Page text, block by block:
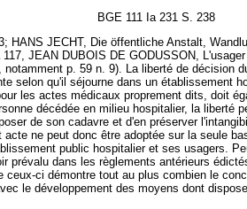
BGE 111 Ia 231 S. 238
HANS JECHT, Die öffentliche Anstalt,
117, JEAN DUBOIS DE GODUSSON,
notamment p. 59 n. 9). La liberté de décision
selon qu'il séjourne dans un établissement
les actes médicaux proprement dits, doit
décédée en milieu hospitalier, la liberté
de son cadavre et d'en préserver
ne peut donc être adoptée sur la seule
public hospitalier et ses usagers.
prévalu dans les règlements antérieurs
ceux-ci démontre tout au plus combien le
le développement des moyens dont